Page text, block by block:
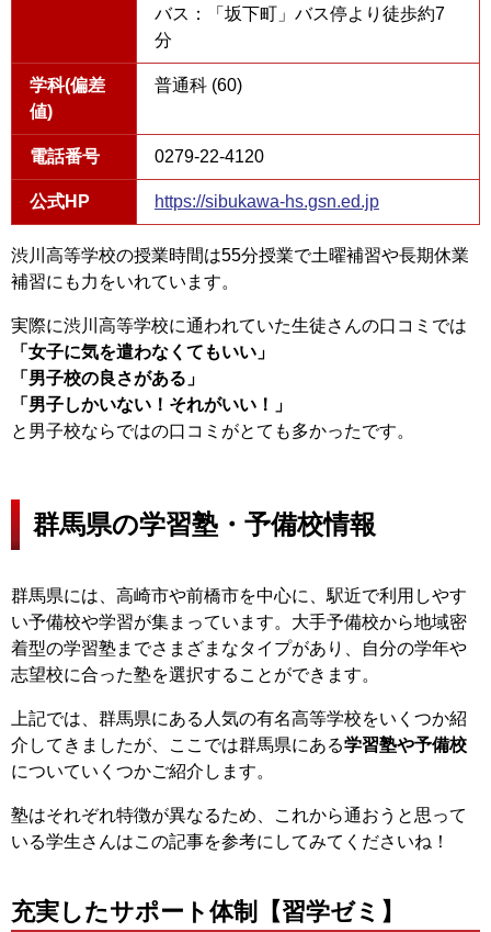
バス：「坂下町」バス停より徒歩約7
分
学科(偏差
値)
普通科 (60)
電話番号 0279-22-4120
公式HP https://sibukawa-hs.gsn.ed.jp
渋川高等学校の授業時間は55分授業で土曜補習や長期休業
補習にも力をいれています。
実際に渋川高等学校に通われていた生徒さんの口コミでは
「女子に気を遣わなくてもいい」
「男子校の良さがある」
「男子しかいない！それがいい！」
と男子校ならではの口コミがとても多かったです。
群馬県の学習塾・予備校情報
群馬県には、高崎市や前橋市を中心に、駅近で利用しやす
い予備校や学習が集まっています。大手予備校から地域密
着型の学習塾までさまざまなタイプがあり、自分の学年や
志望校に合った塾を選択することができます。
上記では、群馬県にある人気の有名高等学校をいくつか紹
介してきましたが、ここでは群馬県にある学習塾や予備校
についていくつかご紹介します。
塾はそれぞれ特徴が異なるため、これから通おうと思って
いる学生さんはこの記事を参考にしてみてくださいね！
充実したサポート体制【習学ゼミ】